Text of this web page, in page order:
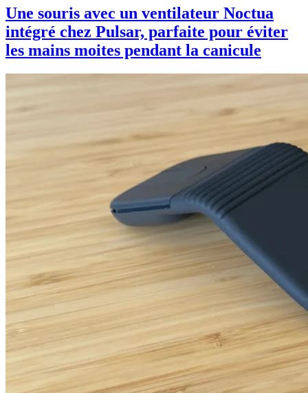
Une souris avec un ventilateur Noctua
intégré chez Pulsar, parfaite pour éviter
les mains moites pendant la canicule